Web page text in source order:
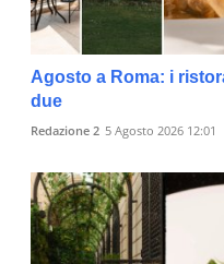
Agosto a Roma: i
due
Redazione 2 5 Agosto 2026 12:01